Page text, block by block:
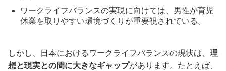
ワークライフバランスの実現に向けては、男性が育児
休業を取りやすい環境づくりが重要視されている。
しかし、日本におけるワークライフバランスの現状は、 理
想と現実との間に大きなギャップがあります。たとえば、